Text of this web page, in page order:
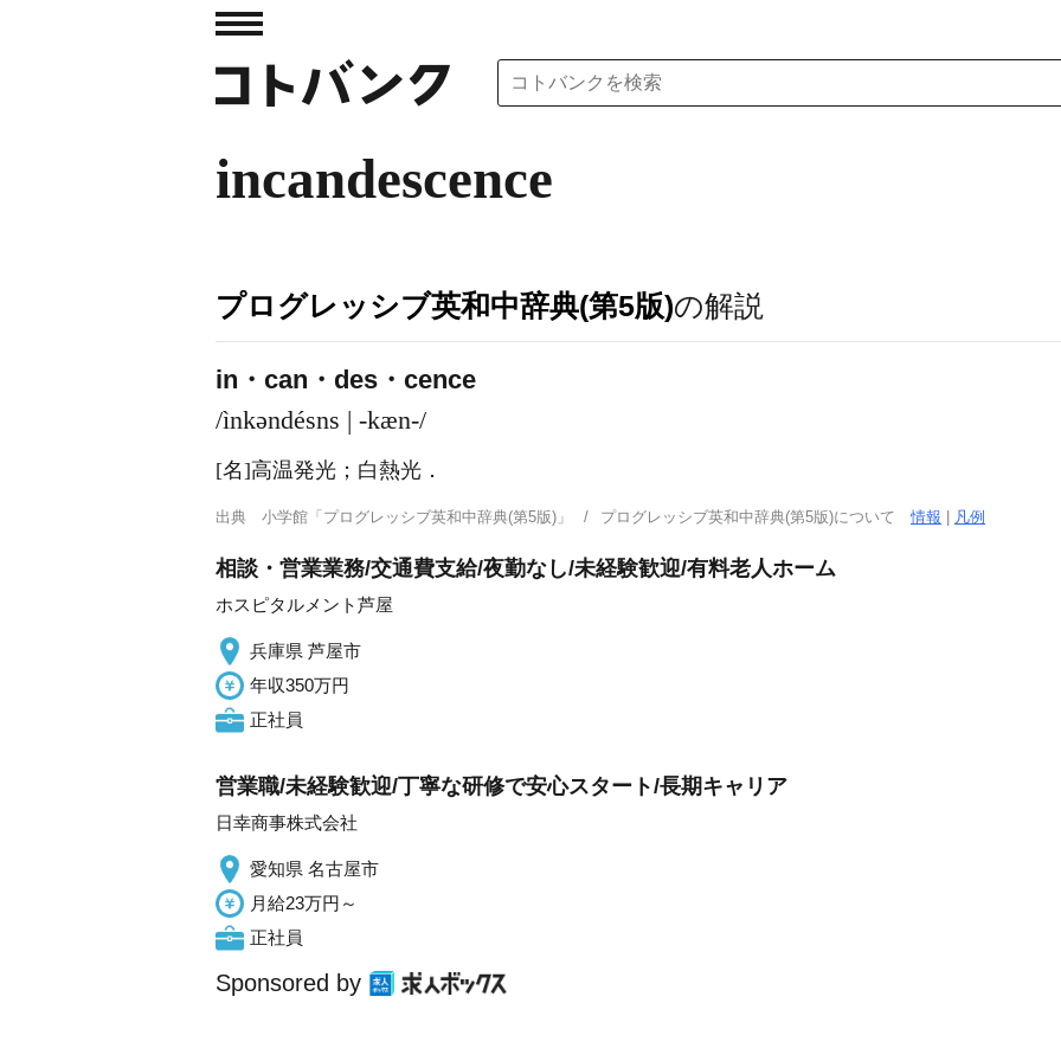
incandescence
プログレッシブ英和中辞典(第5版)の解説
in・can・des・cence
/ìnkəndésns | -kæn-/
[名]高温発光；白熱光 ．
出典 小学館「プログレッシブ英和中辞典(第5版)」 プログレッシブ英和中辞典(第5版)について情報 凡例
相談・営業業務/交通費支給/夜勤なし/未経験歓迎/有料老人ホーム
ホスピタルメント芦屋
兵庫県 芦屋市
年収350万円
正社員
営業職/未経験歓迎/丁寧な研修で安心スタート/長期キャリア
日幸商事株式会社
愛知県 名古屋市
月給23万円～
正社員
Sponsored by